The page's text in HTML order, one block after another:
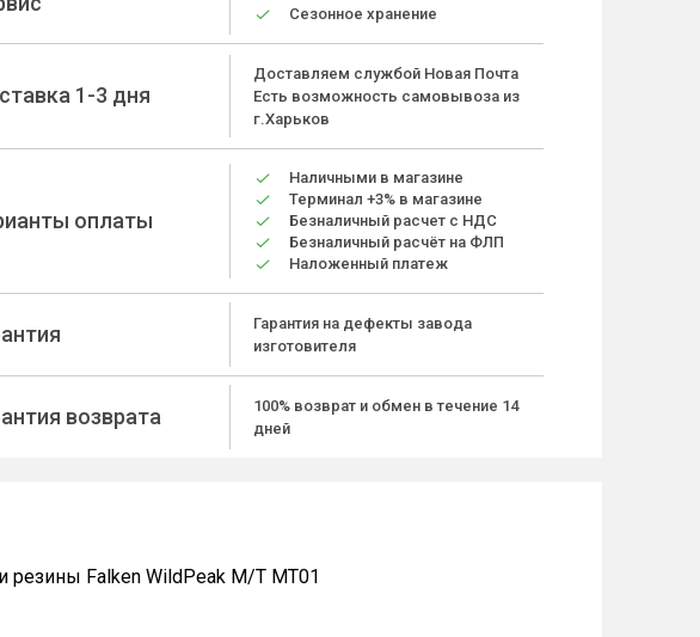
Сезонное хранение
1-3 дня
Доставляем службой Новая Почта
Есть возможность самовывоза из
г.Харьков
оплаты
Наличными в магазине
Терминал +3% в магазине
Безналичный расчет с НДС
Безналичный расчёт на ФЛП
Наложенный платеж
Гарантия на дефекты завода
изготовителя
возврата
100% возврат и обмен в течение 14
дней
резины Falken WildPeak M/T MT01